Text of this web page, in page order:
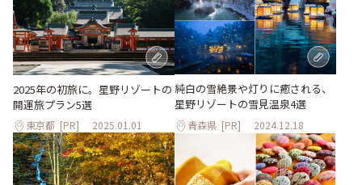
2025年の初旅に。星野リゾートの
開運旅プラン5選
東京都 [PR] 2025.01.01
純白の雪絶景や灯りに癒される、
星野リゾートの雪見温泉4選
青森県 [PR] 2024.12.18